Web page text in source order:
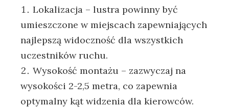
Lokalizacja – lustra powinny być
umieszczone w miejscach zapewniających
najlepszą widoczność dla wszystkich
uczestników ruchu.
Wysokość montażu – zazwyczaj na
wysokości 2-2,5 metra, co zapewnia
optymalny kąt widzenia dla kierowców.